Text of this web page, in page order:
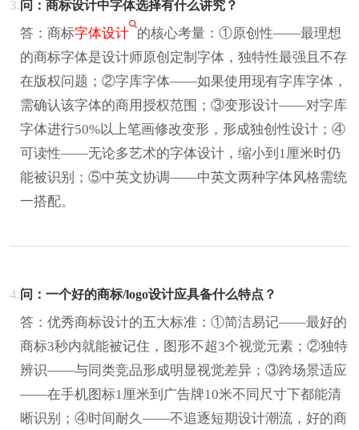
3.问：商标设计中字体选择有什么讲究？
答：商标字体设计 的核心考量：①原创性——最理想
的商标字体是设计师原创定制字体，独特性最强且不存
在版权问题；②字库字体——如果使用现有字库字体，
需确认该字体的商用授权范围；③变形设计——对字库
字体进行50%以上笔画修改变形，形成独创性设计；④
可读性——无论多艺术的字体设计，缩小到1厘米时仍
能被识别；⑤中英文协调——中英文两种字体风格需统
一搭配。
4.问：一个好的商标/logo设计应具备什么特点？
答：优秀商标设计的五大标准：①简洁易记——最好的
商标3秒内就能被记住，图形不超3个视觉元素；②独特
辨识——与同类竞品形成明显视觉差异；③跨场景适应
——在手机图标1厘米到广告牌10米不同尺寸下都能清
晰识别；④时间耐久——不追逐短期设计潮流，好的商